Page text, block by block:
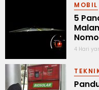
MOBIL
5
4 Hari